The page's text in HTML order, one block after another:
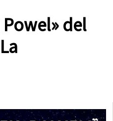
Powel» del